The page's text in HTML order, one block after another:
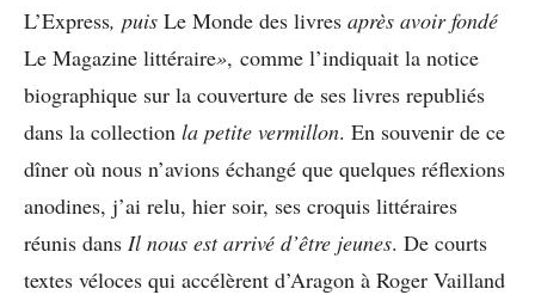
L’Express, puis Le Monde des livres après avoir fondé
Le Magazine littéraire», comme l’indiquait la notice
biographique sur la couverture de ses livres republiés
dans la collection la petite vermillon. En souvenir de ce
dîner où nous n’avions échangé que quelques réflexions
anodines, j’ai relu, hier soir, ses croquis littéraires
réunis dans Il nous est arrivé d’être jeunes. De courts
textes véloces qui accélèrent d’Aragon à Roger Vailland